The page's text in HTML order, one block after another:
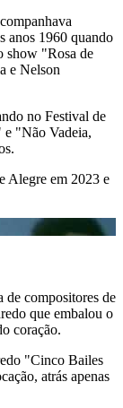
anos 1960 quando
show "Rosa de
e Nelson
no Festival de
e "Não Vadeia,
Alegre em 2023 e
de compositores de
que embalou o
coração.
"Cinco Bailes
atrás apenas